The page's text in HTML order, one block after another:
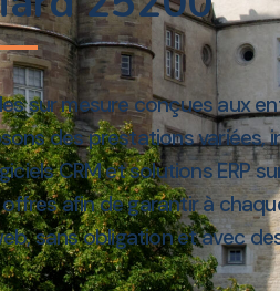
sur mesure conçues aux
des prestations variées,
CRM et solutions ERP
afin de garantir à
sans obligation et avec